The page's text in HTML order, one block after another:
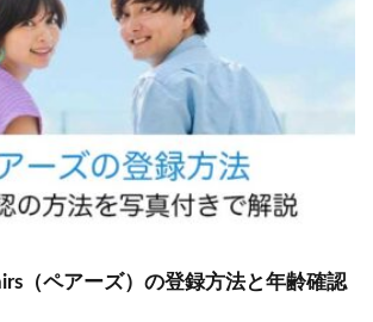
（ペアーズ）の登録方法と年齢確認